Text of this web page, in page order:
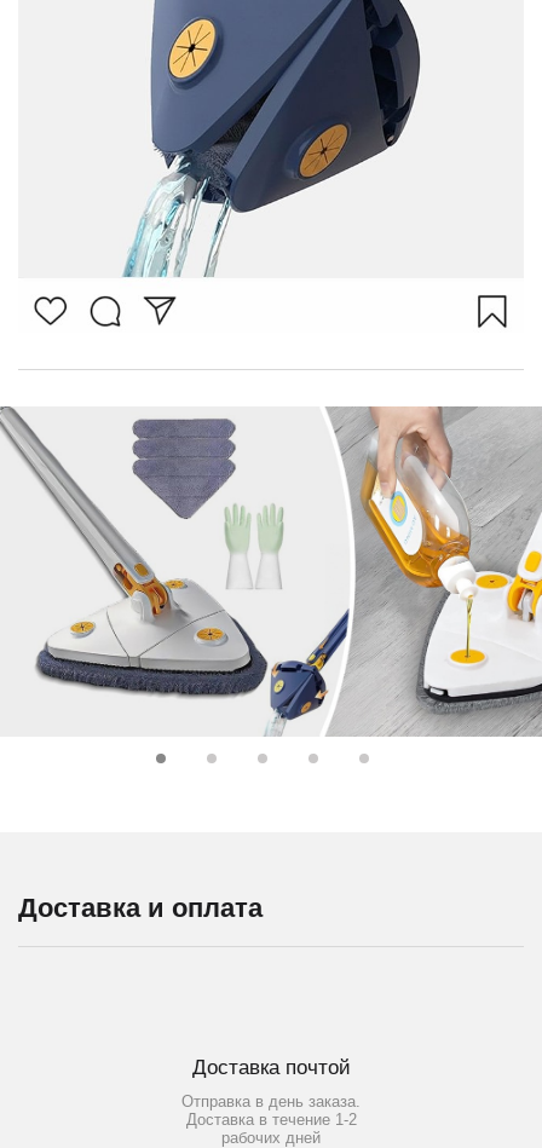
Доставка и оплата
Доставка почтой
Отправка в день заказа.
Доставка в течение 1-2
рабочих дней